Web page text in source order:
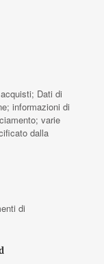
Dati di
informazioni di
varie
dalla
di